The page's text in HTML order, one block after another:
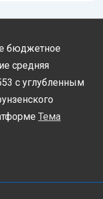
бюджетное
средняя
с углубленным
Тема